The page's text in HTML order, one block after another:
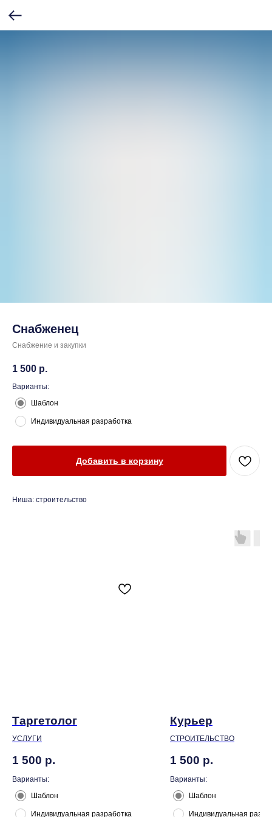
Снабженец
Снабжение и закупки
1 500 р.
Варианты:
Шаблон
Индивидуальная разработка
Добавить в корзину
Ниша: строительство
Таргетолог
УСЛУГИ
1 500 р.
Варианты:
Шаблон
Индивидуальная разработка
Курьер
СТРОИТЕЛЬСТВО
1 500 р.
Варианты:
Шаблон
Индивидуальная